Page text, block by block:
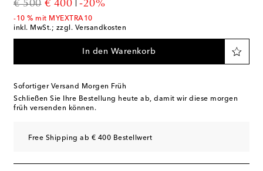
€ 500
original price
€ 400
discount price
-20%
-10 % mit MYEXTRA10
inkl. MwSt.; zzgl. Versandkosten
In den Warenkorb
Sofortiger Versand Morgen Früh
Schließen Sie Ihre Bestellung heute ab, damit wir diese morgen
früh versenden können.
Free Shipping ab € 400 Bestellwert